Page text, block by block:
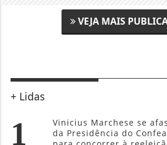
VEJA MAIS
+ Lidas
1
Vinicius Marchese se
da Presidência do Confea